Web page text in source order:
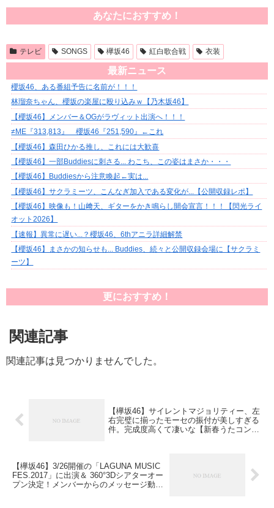
あなたにおすすめ！
テレビ SONGS 欅坂46 紅白歌合戦 衣装
最新ニュース
櫻坂46、ある番組予告に名前が！！！
林瑠奈ちゃん、櫻坂の楽屋に殴り込みｗ【乃木坂46】
【櫻坂46】メンバー＆OGがラヴィット出演へ！！！
≠ME『313,813』 櫻坂46『251,590』←これ
【櫻坂46】森田ひかる推し、これには大歓喜
【櫻坂46】一部Buddiesに刺さる... わこち、この姿はまさか・・・
【櫻坂46】Buddiesから注意喚起←実は...
【櫻坂46】サクラミーツ、こんなぎ加入である変化が...【公開収録レポ】
【櫻坂46】映像も！山﨑天、ギターをかき鳴らし開会宣言！！！【閃光ライ
オット2026】
【速報】異常に遅い...？櫻坂46、6thアニラ詳細解禁
【櫻坂46】まさかの知らせも... Buddies、続々と公開収録会場に【サクラミ
ーツ】
更におすすめ！
関連記事
関連記事は見つかりませんでした。
【欅坂46】サイレントマジョリティー、左
右完璧に揃ったモーセの振付が美しすぎる
件。完成度高くて凄いな【新春うたコンス
【欅坂46】3/26開催の「LAGUNA MUSIC
FES.2017」に出演＆ 360°3Dシアターオー
プン決定！メンバーからのメッセージ動画